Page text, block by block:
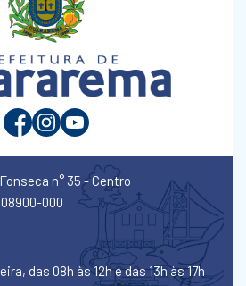
n° 35 - Centro
000
das 08h às 12h e das 13h às 17h